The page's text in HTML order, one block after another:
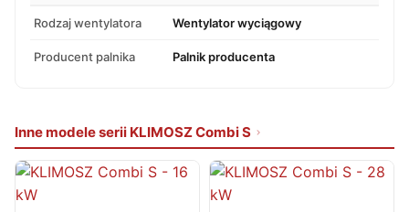
Rodzaj wentylatora Wentylator wyciągowy
Producent palnika Palnik producenta
Inne modele serii KLIMOSZ Combi S